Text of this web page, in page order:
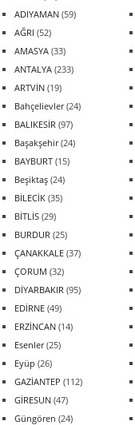
ADIYAMAN (59)
AĞRI (52)
AMASYA (33)
ANTALYA (233)
ARTVİN (19)
Bahçelievler(24)
BALIKESİR (97)
Başakşehir(24)
BAYBURT (15)
Beşiktaş (24)
BİLECİK (35)
BİTLİS (29)
BURDUR (25)
ÇANAKKALE (37)
ÇORUM (32)
DİYARBAKIR (95)
EDİRNE (49)
ERZİNCAN (14)
Esenler(25)
Eyüp (26)
GAZİANTEP (112)
GİRESUN (47)
Güngören (24)